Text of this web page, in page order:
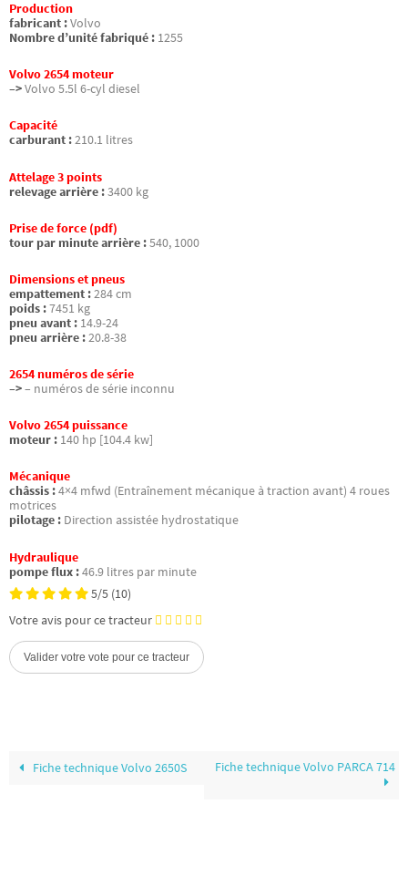
Production
fabricant :Volvo
Nombre d’unité fabriqué : 1255
Volvo 2654 moteur
–>Volvo 5.5l 6-cyl diesel
Capacité
carburant :210.1 litres
Attelage 3 points
relevage arrière :3400 kg
Prise de force (pdf)
tour par minute arrière :540, 1000
Dimensions et pneus
empattement :284 cm
poids :7451 kg
pneu avant : 14.9-24
pneu arrière :20.8-38
2654 numéros de série
–>– numéros de série inconnu
Volvo 2654 puissance
moteur : 140 hp [104.4 kw]
Mécanique
châssis :4×4 mfwd (Entraînement mécanique à traction avant) 4 roues
motrices
pilotage : Direction assistée hydrostatique
Hydraulique
pompe flux :46.9 litres par minute
5/5 (10)
Votre avis pour ce tracteur
Fiche technique Volvo 2650S Fiche technique Volvo PARCA 714